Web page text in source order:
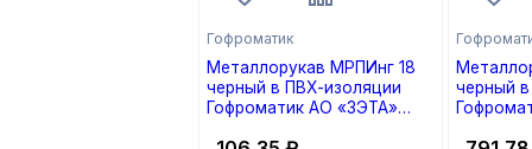
Гофроматик
Металлорукав МРПИнг 18
черный в ПВХ-изоляции
Гофроматик АО «ЗЭТА»
черный